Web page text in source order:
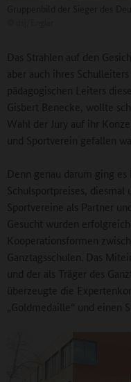
Das Strahlen auf den
aber auch ihres
pädagogischen Leiters
Gisbert Benecke, wollte
Wahl der Jury auf ihr
und Sportverein gefallen war.
Denn genau darum ging es
Schulsportpreises,
Sportvereine als Partner
Gesucht wurden
Kooperationsformen
Ganztagsschulen. Das
und der als Träger des
überzeugte die
„Goldmedaille“ und einen